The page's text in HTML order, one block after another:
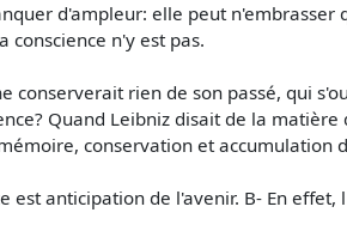
d'ampleur: elle peut
conscience n'y est pas.
conserverait rien de son passé, qui
Quand Leibniz disait de la
conservation et accumulation
est anticipation de l'avenir. B- En